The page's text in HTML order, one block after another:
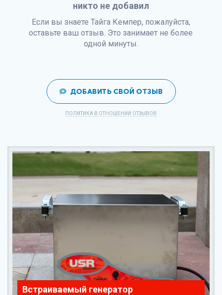
никто не добавил
Если вы знаете Тайга Кемпер, пожалуйста,
оставьте ваш отзыв. Это занимает не более
одной минуты.
ДОБАВИТЬ СВОЙ ОТЗЫВ
ПОЛИТИКА В ОТНОШЕНИИ ОТЗЫВОВ
Встраиваемый генератор